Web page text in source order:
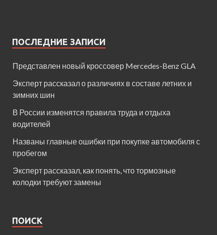
ПОСЛЕДНИЕ ЗАПИСИ
Представлен новый кроссовер Mercedes-Benz GLA
Эксперт рассказал о различиях в составе летних и
зимних шин
В России изменятся правила труда и отдыха
водителей
Названы главные ошибки при покупке автомобиля с
пробегом
Эксперт рассказал, как понять, что тормозные
колодки требуют замены
ПОИСК